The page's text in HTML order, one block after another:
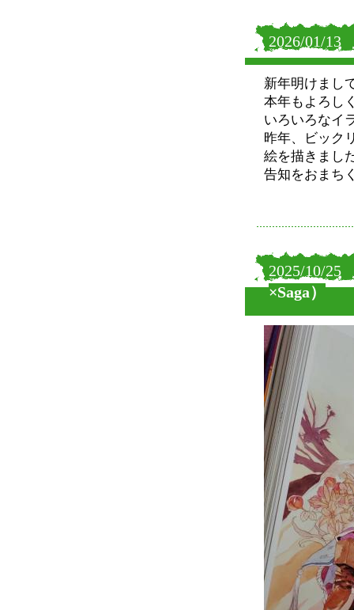
2026/01/13
新年明けまし
本年もよろし
いろいろなイ
昨年、ビック
絵を描きまし
告知をおまち
2025/10/25
×Saga）